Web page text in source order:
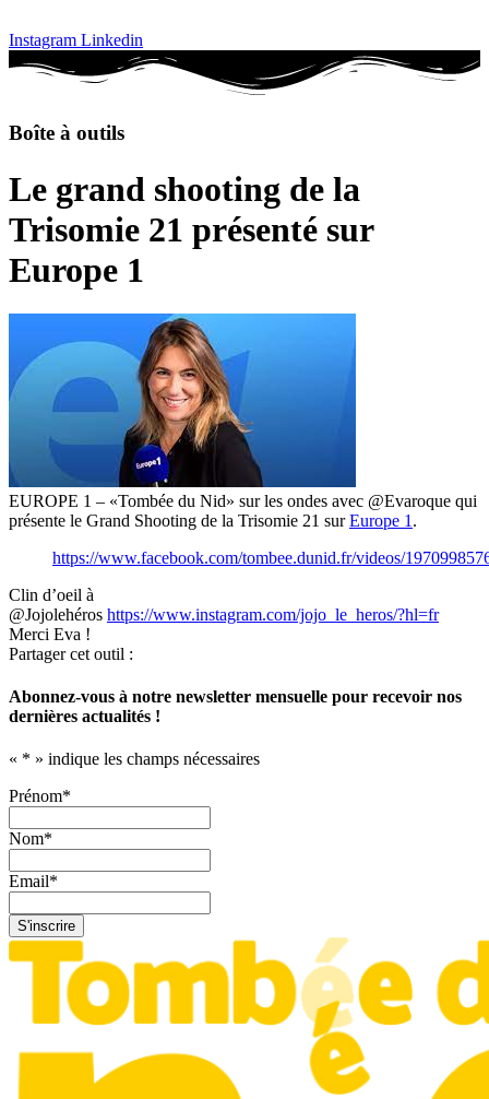
Instagram Linkedin
Boîte à outils
Le grand shooting de la
Trisomie 21 présenté sur
Europe 1
EUROPE 1 – «Tombée du Nid» sur les ondes avec @Evaroque qui
présente le Grand Shooting de la Trisomie 21 surEurope 1 .
https://www.facebook.com/tombee.dunid.fr/videos/
Clin d’oeil à
@Jojolehéros https://www.instagram.com/jojo_le_heros/?hl=fr
Merci Eva !
Partager cet outil :
Abonnez-vous à notre newsletter mensuelle pour recevoir nos
dernières actualités !
« * » indique les champs nécessaires
Prénom*
Nom*
Email*
S'inscrire